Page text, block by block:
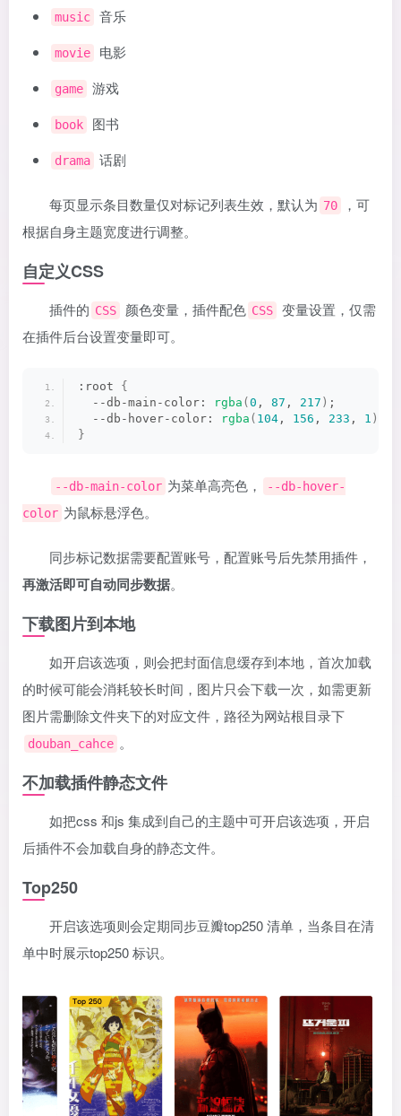
music 音乐
movie 电影
game 游戏
book 图书
drama 话剧
每页显示条目数量仅对标记列表生效，默认为 70
，可
根据自身主题宽度进行调整。
自定义CSS
插件的 CSS 颜色变量，插件配色 CSS
变量设置，仅需
在插件后台设置变量即可。
:root {
  --db-main-color:
rgba (0 , 87 , 217 ) ;
  --db-hover-color:
rgba ( 104 , 156 , 233 , 1 )
}
--db-main-color 为菜单高亮色，
--db-hover-
color 为鼠标悬浮色。
同步标记数据需要配置账号，配置账号后先禁用插件，
再激活即可自动同步数据。
下载图片到本地
如开启该选项，则会把封面信息缓存到本地，首次加载
的时候可能会消耗较长时间，图片只会下载一次，如需更新
图片需删除文件夹下的对应文件，路径为网站根目录下
douban_cahce 。
不加载插件静态文件
如把css 和js 集成到自己的主题中可开启该选项，开启
后插件不会加载自身的静态文件。
Top250
开启该选项则会定期同步豆瓣top250 清单，当条目在清
单中时展示top250 标识。